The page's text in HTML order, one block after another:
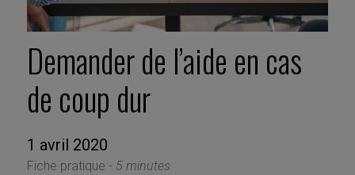
Demander de l’aide en cas
de coup dur
1 avril 2020
Fiche pratique - 5 minutes